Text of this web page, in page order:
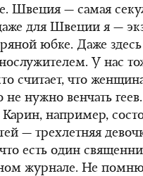
Швеция — самая
для Швеции я —
юбке. Даже
У нас
считает, что
не нужно венчать
Карин, например,
— трехлетняя
есть один
журнале. Не помню,